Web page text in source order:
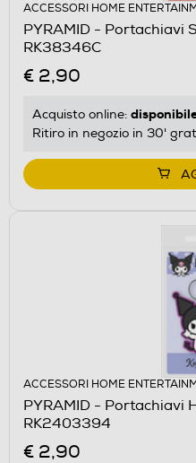
ACCESSORI HOME
PYRAMID - Portachiavi
RK38346C
€ 2,90
Acquisto online:
Ritiro in negozio in 30'
ACCESSORI HOME
PYRAMID - Portachiavi
RK2403394
€ 2,90